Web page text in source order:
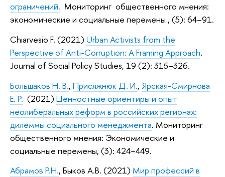
ограничений. Мониторинг общественного мнения:
экономические и социальные перемены , (5): 64–91.
Chiarvesio F. (2021) Urban Activists from the
Perspective of Anti-Corruption: A Framing Approach.
Journal of Social Policy Studies, 19 (2): 315–326.
Большаков Н. В., Присяжнюк Д. И., Ярская-Смирнова
Е. Р. (2021) Ценностные ориентиры и опыт
неолиберальных реформ в российских регионах:
дилеммы социального менеджмента. Мониторинг
общественного мнения: Экономические и
социальные перемены, (3): 424−449.
Абрамов Р.Н., Быков А.В. (2021) Мир профессий в